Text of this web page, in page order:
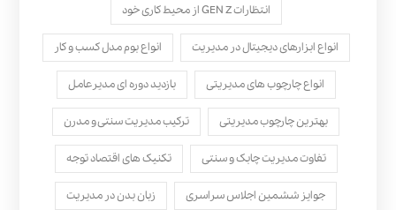
انتظارات GEN Z از محیط کاری خود
انواع ابزارهای دیجیتال در مدیریت انواع بوم مدل کسب‌ و کار
انواع چارچوب های مدیریتی بازدید دوره ای مدیرعامل
بهترین چارچوب مدیریتی ترکیب مدیریت سنتی و مدرن
تفاوت مدیریت چابک و سنتی تکنیک های اقتصاد توجه
جوایز ششمین اجلاس سراسری زبان بدن در مدیریت